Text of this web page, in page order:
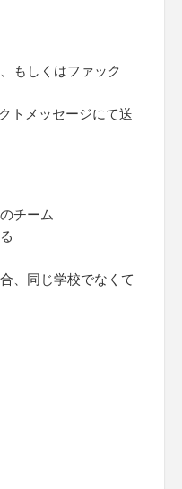
もしくはファック
トメッセージにて送
チーム
、同じ学校でなくて